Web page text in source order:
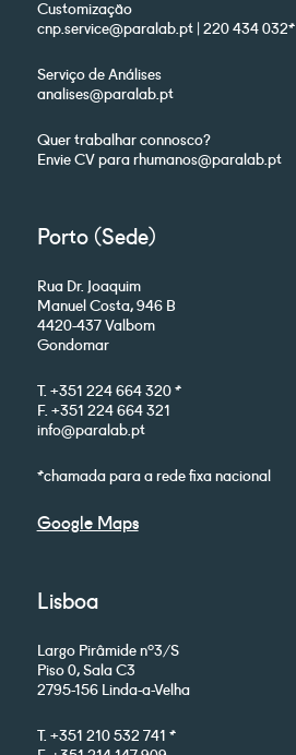
Customização
cnp.service@paralab.pt | 220 434 032*
Serviço de Análises
analises@paralab.pt
Quer trabalhar connosco?
Envie CV para rhumanos@paralab.pt
Porto (Sede)
Rua Dr. Joaquim
Manuel Costa, 946 B
4420-437 Valbom
Gondomar
T. +351 224 664 320 *
F. +351 224 664 321
info@paralab.pt
*chamada para a rede fixa nacional
Google Maps
Lisboa
Largo Pirâmide nº3/S
Piso 0, Sala C3
2795-156 Linda-a-Velha
T. +351 210 532 741 *